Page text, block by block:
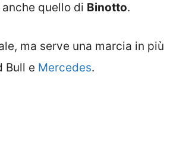
quello di Binotto.
ma serve una marcia in più
Bull e Mercedes.